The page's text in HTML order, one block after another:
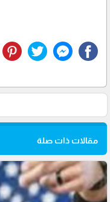
مقالات ذات صلة